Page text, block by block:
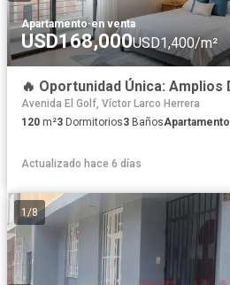
Apartamento·en venta
USD168,000USD1,400/m²
Avenida El Golf, Víctor Larco Herrera
120 m²3 Dormitorios3 BañosApartamento
Actualizado hace 6 días
1 /8